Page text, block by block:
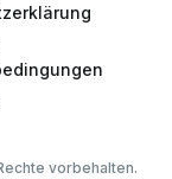
vorbehalten.